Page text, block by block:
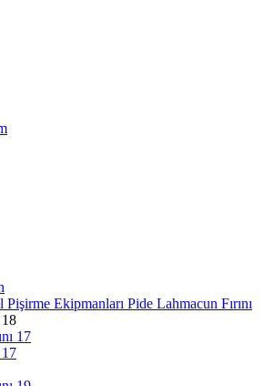
Pişirme Ekipmanları Pide Lahmacun Fırını
18
17